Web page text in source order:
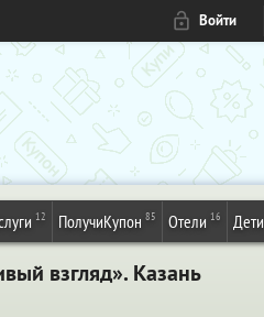
Войти
12 ПолучиКупон 85 Отели 16 Дети
взгляд». Казань